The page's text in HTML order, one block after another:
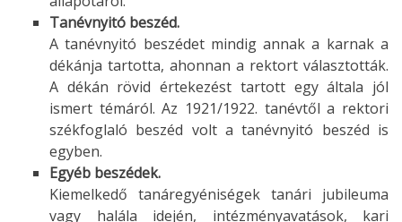
Tanévnyitó beszéd.
A tanévnyitó beszédet mindig annak a karnak a
dékánja tartotta, ahonnan a rektort választották.
A dékán rövid értekezést tartott egy általa jól
ismert témáról. Az 1921/1922. tanévtől a rektori
székfoglaló beszéd volt a tanévnyitó beszéd is
egyben.
Egyéb beszédek.
Kiemelkedő tanáregyéniségek tanári jubileuma
vagy halála idején, intézményavatások, kari